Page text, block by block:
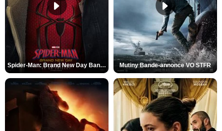
Spider-Man: Brand New Day Bande-annonce VO STFR Mutiny Bande-annonce VO STFR